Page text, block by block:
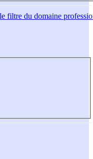
filtre du domaine